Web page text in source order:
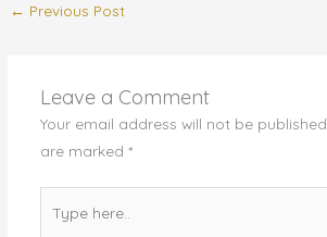
← Previous Post
Leave a Comment
Your email address will not be published.
are marked *
here..